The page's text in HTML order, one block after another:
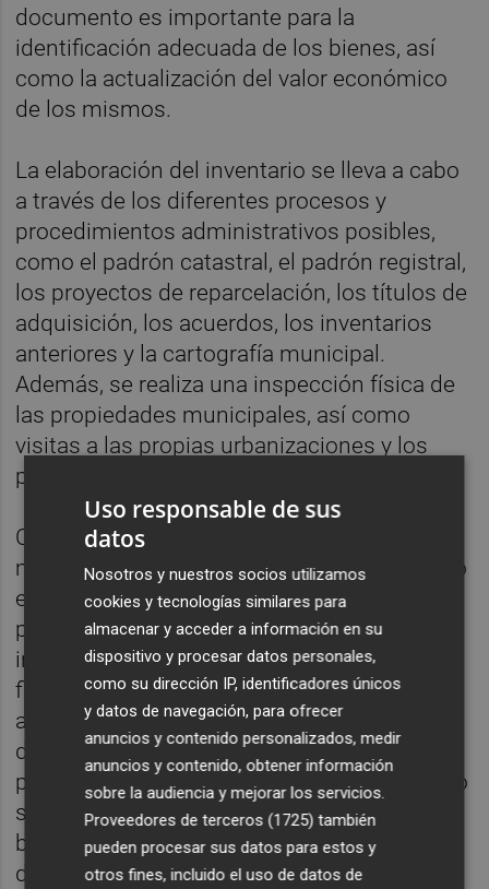
documento es importante para la
identificación adecuada de los bienes, así
como la actualización del valor económico
de los mismos.
La elaboración del inventario se lleva a cabo
a través de los diferentes procesos y
procedimientos administrativos posibles,
como el padrón catastral, el padrón registral,
los proyectos de reparcelación, los títulos de
adquisición, los acuerdos, los inventarios
anteriores y la cartografía municipal.
Además, se realiza una inspección física de
las propiedades municipales, así como
visitas a las propias urbanizaciones y los
polígonos industriales.
Cabe recordar que el primer inventario
municipal data del año 1993 que se refundió
en el que se refrendó en el ejercicio de 1994
para proceder a la actualización de toda la
información disponible. Posteriormente, a
finales del año 2015, el pleno municipal
aprobó la realización de un nuevo inventario
de los bienes públicos, tanto en formato en
papel como en digital. En el citado inventario
se recoge todas las modificaciones, altas y
bajas ocurridas a lo largo de todo el periodo
de tiempo con el objetivo de disponer una
Uso responsable de sus
datos
Nosotros y nuestros socios utilizamos
cookies y tecnologías similares para
almacenar y acceder a información en su
dispositivo y procesar datos personales,
como su dirección IP, identificadores únicos
y datos de navegación, para ofrecer
anuncios y contenido personalizados, medir
anuncios y contenido, obtener información
sobre la audiencia y mejorar los servicios.
Proveedores de terceros (1725) también
pueden procesar sus datos para estos y
otros fines, incluido el uso de datos de